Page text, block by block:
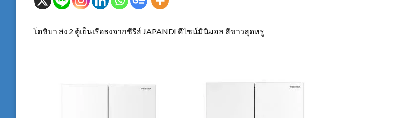
โตชิบา ส่ง 2 ตู้เย็นเรือธงจากซีรีส์ JAPANDI ดีไซน์มินิมอล สีขาวสุดหรู